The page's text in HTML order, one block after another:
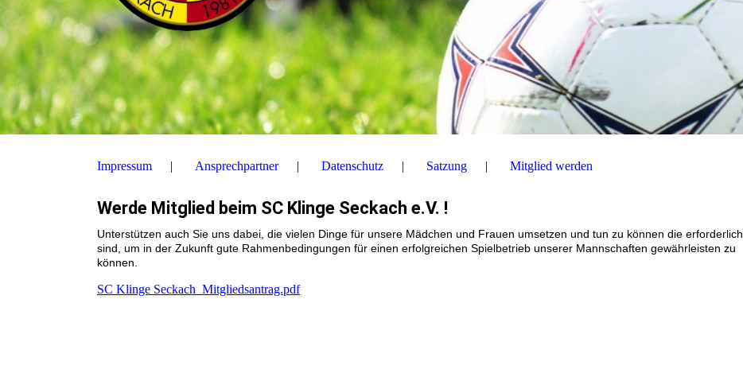
Impressum Ansprechpartner Datenschutz Satzung Mitglied werden
Werde Mitglied beim SC Klinge Seckach e.V. !
Unterstützen auch Sie uns dabei, die vielen Dinge für unsere Mädchen und Frauen umsetzen und tun zu können die erforderlich
sind, um in der Zukunft gute Rahmenbedingungen für einen erfolgreichen Spielbetrieb unserer Mannschaften gewährleisten zu
können.
SC Klinge Seckach_Mitgliedsantrag.pdf